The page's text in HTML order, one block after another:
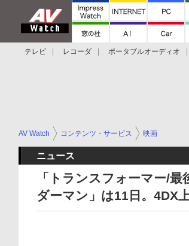
テレビ レコーダ ポータブルオーディオ
AV Watch コンテンツ・サービス 映画
ニュース
「トランスフォーマー/
ダーマン」は11日。4DX